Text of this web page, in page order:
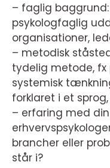
– faglig
psykologfaglig
organisationer,
– metodisk
tydelig metode, fx
systemisk
forklaret i et
– erfaring med
brancher eller
står i?